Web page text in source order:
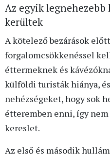
Az egyik
kerültek
A kötelező bezárások
forgalomcsökkenéssel
éttermeknek és
külföldi turisták hiánya,
nehézségeket, hogy sok
étteremben enni, így
kereslet.
Az első és második